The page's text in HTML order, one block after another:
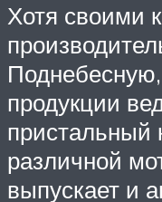
Хотя своими
продукции
пристальный
различной
выпускает и